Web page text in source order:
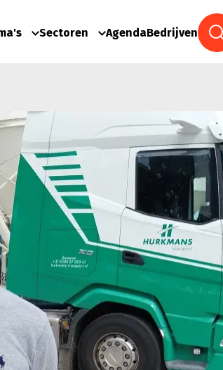
Sectoren AgendaBedrijven